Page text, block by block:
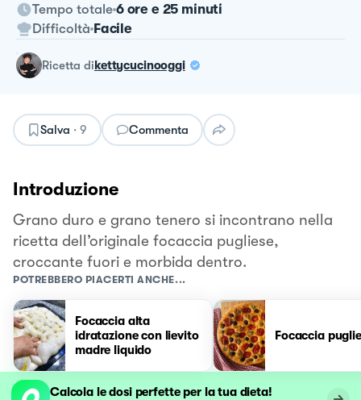
Tempo totale 6 ore e 25 minuti
Difficoltà Facile
ricetta dikettycucinooggi
Salva · 9 Commenta
Introduzione
Grano duro e grano tenero si incontrano nella
ricetta dell’originale focaccia pugliese,
croccante fuori e morbida dentro.
POTREBBERO PIACERTI ANCHE...
Focaccia alta
idratazione con lievito
madre liquido
Focaccia
Calcola le dosi perfette per la tua dieta!